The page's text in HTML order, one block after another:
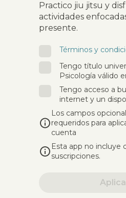
Practico jiu jitsu y
actividades
presente.
Términos y
Tengo título
Psicología válido
Tengo acceso a
internet y un
Los campos
requeridos para
cuenta
Esta app no incluye
suscripciones.